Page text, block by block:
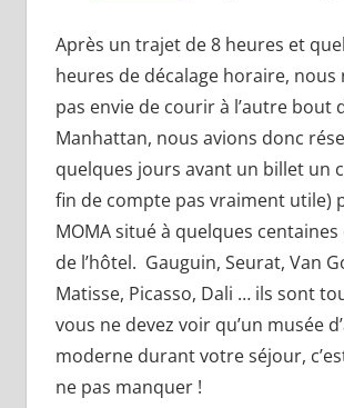
Après un trajet de 8 heures et
heures de décalage horaire, nous
pas envie de courir à l’autre bout
Manhattan, nous avions donc
quelques jours avant un billet un
fin de compte pas vraiment utile)
MOMA situé à quelques
de l’hôtel. Gauguin, Seurat, Van
Matisse, Picasso, Dali … ils sont
vous ne devez voir qu’un musée
moderne durant votre séjour,
ne pas manquer !